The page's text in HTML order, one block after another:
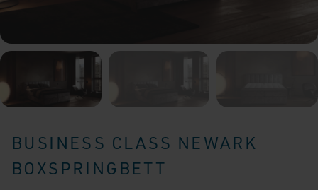
BUSINESS CLASS NEWARK
BOXSPRINGBETT